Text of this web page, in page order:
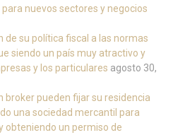
nuevos sectores y negocios
de su política fiscal a las normas
siendo un país muy atractivo y
y los particulares agosto 30,
broker pueden fijar su residencia
una sociedad mercantil para
obteniendo un permiso de